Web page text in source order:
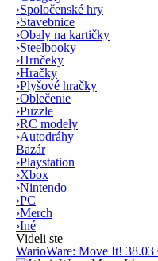
›Spoločenské hry
›Stavebnice
›Obaly na kartičky
›Steelbooky
›Hrnčeky
›Hračky
›Plyšové hračky
›Oblečenie
›Puzzle
›RC modely
›Autodráhy
Bazár
›Playstation
›Xbox
›Nintendo
›PC
›Merch
›Iné
Videli ste
WarioWare: Move It! 38.03